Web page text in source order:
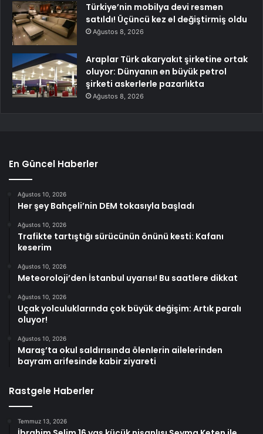
Türkiye’nin mobilya devi resmen
satıldı! Üçüncü kez el değiştirmiş oldu
Ağustos 8, 2026
Araplar Türk akaryakıt şirketine ortak
oluyor: Dünyanın en büyük petrol
şirketi askerlerle pazarlıkta
Ağustos 8, 2026
En Güncel Haberler
Ağustos 10, 2026
Her şey Bahçeli’nin DEM tokasıyla başladı
Ağustos 10, 2026
Trafikte tartıştığı sürücünün önünü kesti: Kafanı
keserim
Ağustos 10, 2026
Meteoroloji’den İstanbul uyarısı! Bu saatlere dikkat
Ağustos 10, 2026
Uçak yolculuklarında çok büyük değişim: Artık paralı
oluyor!
Ağustos 10, 2026
Maraş’ta okul saldırısında ölenlerin ailelerinden
bayram arifesinde kabir ziyareti
Rastgele Haberler
Temmuz 13, 2026